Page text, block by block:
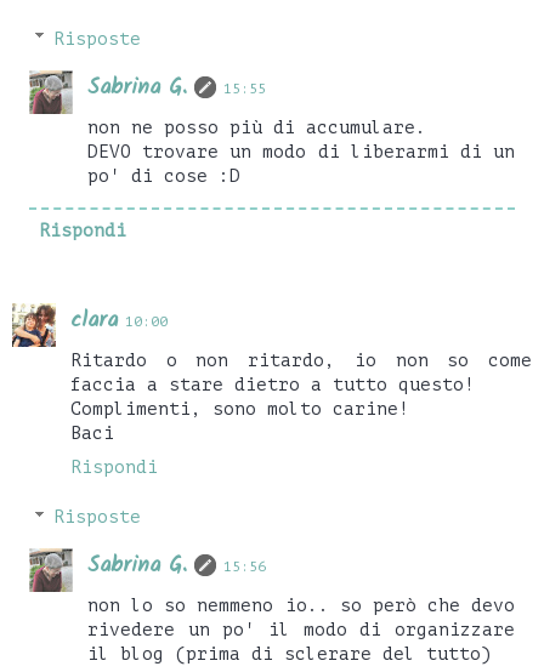
Risposte
Sabrina G. 15:55
non ne posso più di accumulare.
DEVO trovare un modo di liberarmi di un
po' di cose :D
Rispondi
clara 10:00
Ritardo o non ritardo, io non so come
faccia a stare dietro a tutto questo!
Complimenti, sono molto carine!
Baci
Rispondi
Risposte
Sabrina G. 15:56
non lo so nemmeno io.. so però che devo
rivedere un po' il modo di organizzare
il blog (prima di sclerare del tutto)